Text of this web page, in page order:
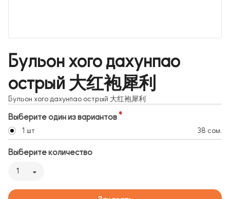
Бульон хого дахунпао
острый 大红袍犀利
Бульон хого дахунпао острый 大红袍犀利
Выберите один из вариантов
1 шт 38 сом.
Выберите количество
1